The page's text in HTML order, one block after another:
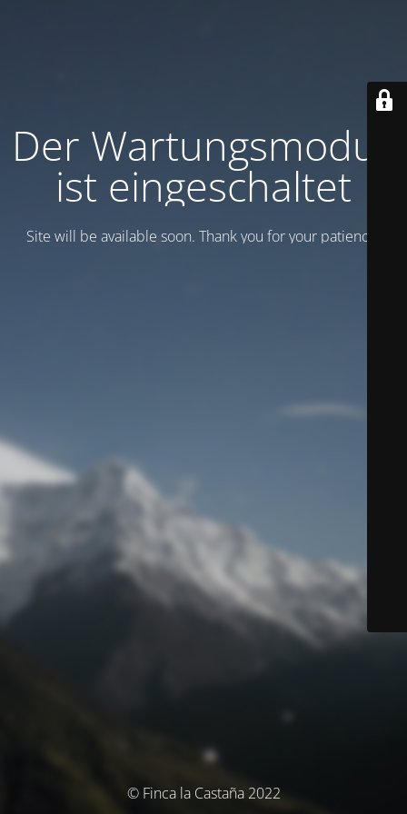
Der Wartungsmodus
ist eingeschaltet
Site will be available soon. Thank you for your patience!
© Finca la Castaña 2022